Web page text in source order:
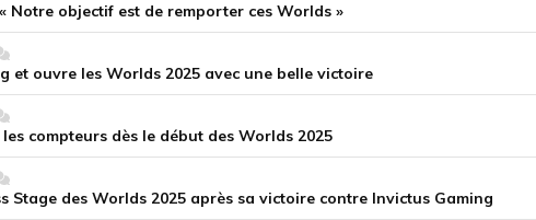
Notre objectif est de remporter ces Worlds »
et ouvre les Worlds 2025 avec une belle victoire
compteurs dès le début des Worlds 2025
Stage des Worlds 2025 après sa victoire contre Invictus Gaming